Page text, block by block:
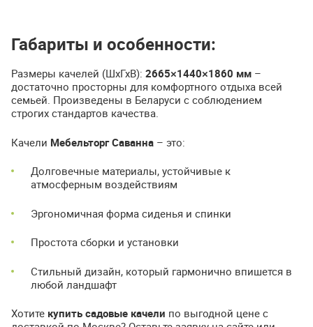
Габариты и особенности:
Размеры качелей (ШхГхВ): 2665×1440×1860 мм –
достаточно просторны для комфортного отдыха всей
семьей. Произведены в Беларуси с соблюдением
строгих стандартов качества.
Качели Мебельторг Саванна – это:
Долговечные материалы, устойчивые к
атмосферным воздействиям
Эргономичная форма сиденья и спинки
Простота сборки и установки
Стильный дизайн, который гармонично впишется в
любой ландшафт
Хотите купить садовые качели по выгодной цене с